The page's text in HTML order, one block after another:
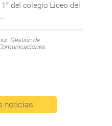
del colegio Liceo del
Gestión de
noticias